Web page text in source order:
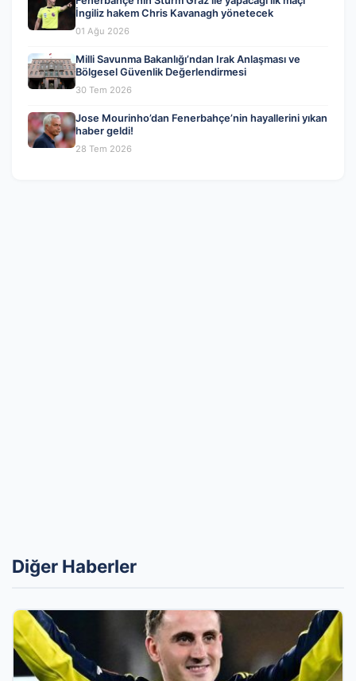
İngiliz hakem Chris Kavanagh yönetecek
01 Ağu 2026
Milli Savunma Bakanlığı’ndan Irak Anlaşması ve
Bölgesel Güvenlik Değerlendirmesi
30 Tem 2026
Jose Mourinho’dan Fenerbahçe’nin hayallerini yıkan
haber geldi!
28 Tem 2026
Diğer Haberler